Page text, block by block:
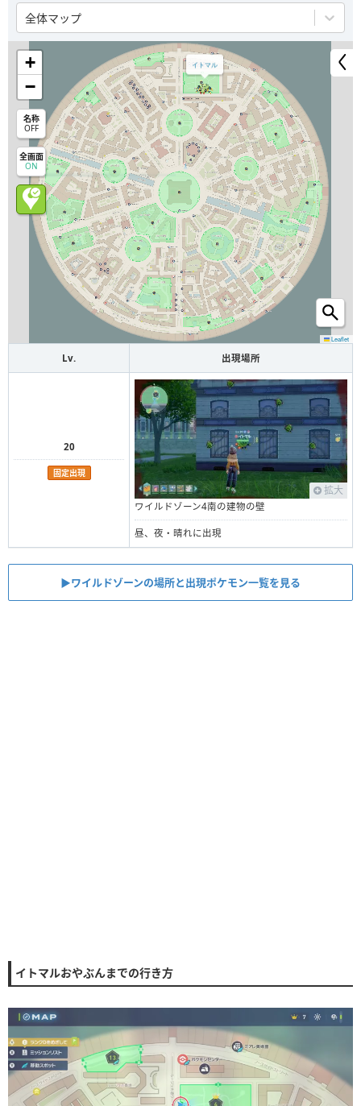
全体マップ
イトマル
+
−
名称
OFF
全画面
ON
Leaflet
Lv. 出現場所
20
固定出現
拡大
ワイルドゾーン4南の建物の壁
昼、夜・晴れに出現
▶︎ワイルドゾーンの場所と出現ポケモン一覧を見る
イトマルおやぶんまでの行き方